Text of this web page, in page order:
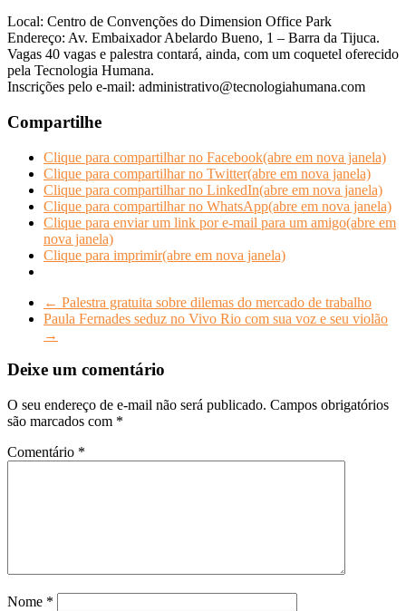
Local: Centro de Convenções do Dimension Office Park
Endereço: Av. Embaixador Abelardo Bueno, 1 – Barra da Tijuca.
Vagas 40 vagas e palestra contará, ainda, com um coquetel oferecido
pela Tecnologia Humana.
Inscrições pelo e-mail: administrativo@tecnologiahumana.com
Compartilhe
Clique para compartilhar no Facebook(abre em nova janela)
Clique para compartilhar no Twitter(abre em nova janela)
Clique para compartilhar no LinkedIn(abre em nova janela)
Clique para compartilhar no WhatsApp(abre em nova janela)
Clique para enviar um link por e-mail para um amigo(abre em
nova janela)
Clique para imprimir(abre em nova janela)
← Palestra gratuita sobre dilemas do mercado de trabalho
Paula Fernades seduz no Vivo Rio com sua voz e seu violão
→
Deixe um comentário
O seu endereço de e-mail não será publicado. Campos obrigatórios
são marcados com *
Comentário *
Nome *